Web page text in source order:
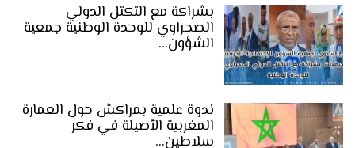
بشراكة مع التكتل الدولي
الصحراوي للوحدة الوطنية جمعية
الشؤون…
ندوة علمية بمراكش حول العمارة
المغربية الأصيلة في فكر
سلاطين…